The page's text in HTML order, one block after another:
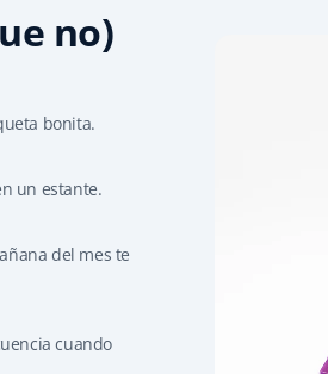
no)
bonita.
un estante.
del mes te
cuando